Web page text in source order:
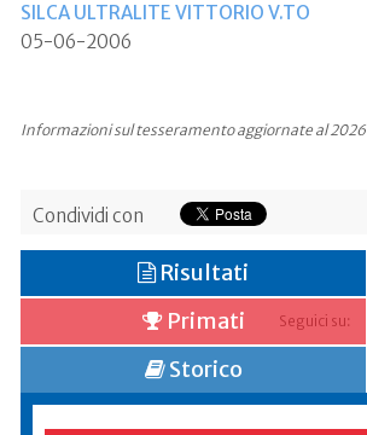
SILCA ULTRALITE VITTORIO V.TO
05-06-2006
Informazioni sul tesseramento aggiornate al 2026
Condividi con
Seguici su:
Risultati
Primati
Storico